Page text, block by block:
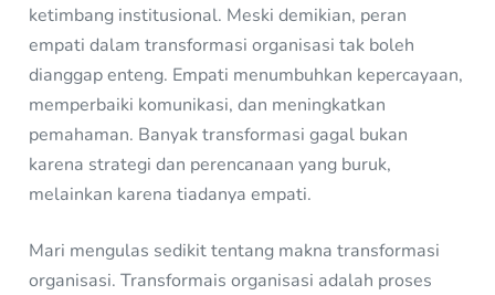
ketimbang institusional. Meski demikian, peran
empati dalam transformasi organisasi tak boleh
dianggap enteng. Empati menumbuhkan kepercayaan,
memperbaiki komunikasi, dan meningkatkan
pemahaman. Banyak transformasi gagal bukan
karena strategi dan perencanaan yang buruk,
melainkan karena tiadanya empati.
Mari mengulas sedikit tentang makna transformasi
organisasi. Transformais organisasi adalah proses